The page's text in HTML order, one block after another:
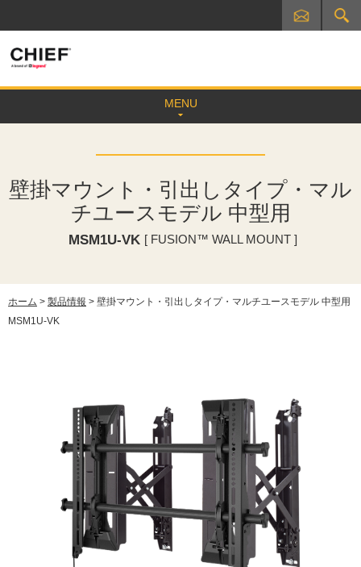
MENU
壁掛マウント・引出しタイプ・マル
チユースモデル 中型用
MSM1U-VK [ FUSION™ WALL MOUNT ]
ホーム > 製品情報 > 壁掛マウント・引出しタイプ・マルチユースモデル 中型用
MSM1U-VK